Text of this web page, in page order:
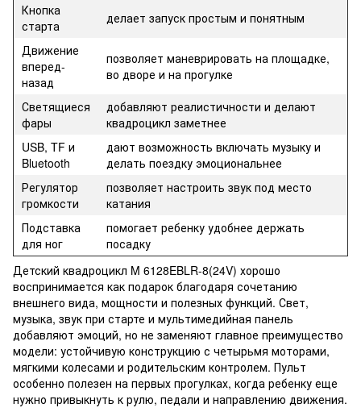
Кнопка
старта
делает запуск простым и понятным
Движение
вперед-
назад
позволяет маневрировать на площадке,
во дворе и на прогулке
Светящиеся
фары
добавляют реалистичности и делают
квадроцикл заметнее
USB, TF и
Bluetooth
дают возможность включать музыку и
делать поездку эмоциональнее
Регулятор
громкости
позволяет настроить звук под место
катания
Подставка
для ног
помогает ребенку удобнее держать
посадку
Детский квадроцикл M 6128EBLR-8(24V) хорошо
воспринимается как подарок благодаря сочетанию
внешнего вида, мощности и полезных функций. Свет,
музыка, звук при старте и мультимедийная панель
добавляют эмоций, но не заменяют главное преимущество
модели: устойчивую конструкцию с четырьмя моторами,
мягкими колесами и родительским контролем. Пульт
особенно полезен на первых прогулках, когда ребенку еще
нужно привыкнуть к рулю, педали и направлению движения.